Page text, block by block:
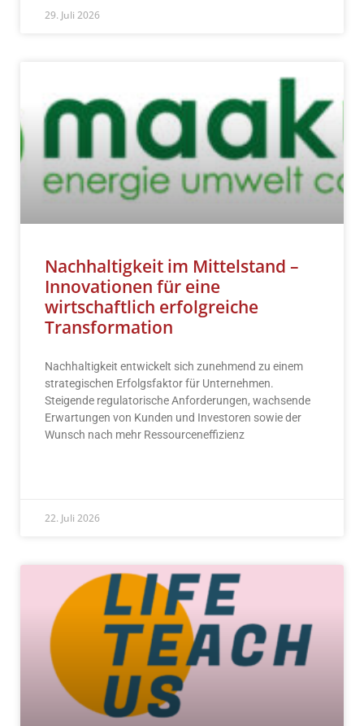
29. Juli 2026
Nachhaltigkeit im Mittelstand –
Innovationen für eine
wirtschaftlich erfolgreiche
Transformation
Nachhaltigkeit entwickelt sich zunehmend zu einem
strategischen Erfolgsfaktor für Unternehmen.
Steigende regulatorische Anforderungen, wachsende
Erwartungen von Kunden und Investoren sowie der
Wunsch nach mehr Ressourceneffizienz
22. Juli 2026